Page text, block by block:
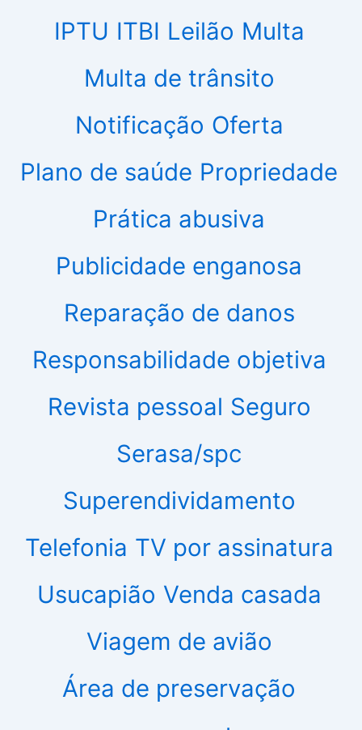
IPTU ITBI Leilão Multa
Multa de trânsito
Notificação Oferta
Plano de saúde Propriedade
Prática abusiva
Publicidade enganosa
Reparação de danos
Responsabilidade objetiva
Revista pessoal Seguro
Serasa/spc
Superendividamento
Telefonia TV por assinatura
Usucapião Venda casada
Viagem de avião
Área de preservação